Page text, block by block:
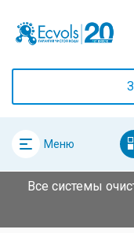
Меню
Все системы